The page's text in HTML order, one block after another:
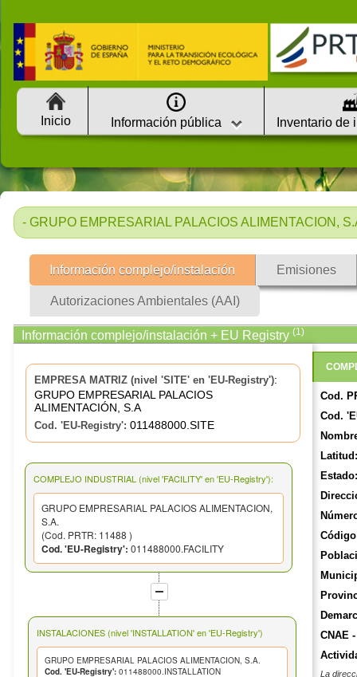
Inicio Información pública Inventario de
- GRUPO EMPRESARIAL PALACIOS ALIMENTACION,
Información complejo/instalación Emisiones
Autorizaciones Ambientales (AAI)
Información complejo/instalación + EU Registry (1)
EMPRESA MATRIZ (nivel 'SITE' en 'EU-Registry'):
GRUPO EMPRESARIAL PALACIOS
ALIMENTACIÓN, S.A
Cod. 'EU-Registry': 011488000.SITE
COMPLEJO INDUSTRIAL (nivel 'FACILITY' en 'EU-Registry'):
GRUPO EMPRESARIAL PALACIOS ALIMENTACION,
S.A.
(Cod. PRTR: 11488 )
Cod. 'EU-Registry': 011488000.FACILITY
INSTALACIONES (nivel 'INSTALLATION' en 'EU-Registry')
GRUPO EMPRESARIAL PALACIOS ALIMENTACION, S.A.
Cod. 'EU-Registry': 011488000.INSTALLATION
Cod.
Cod.
Latitud:
Estado:
CNAE
La